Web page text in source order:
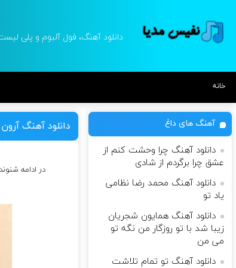
دانلود آهنگ، فول آلبوم و پلی
خانه
دانلود آهنگ
در ادامه
آهنگ های داغ
دانلود آهنگ چرا وحشت کنم از
عشق چرا برگردم از شادی
دانلود آهنگ محمد رضا نظامی
یاد تو
دانلود آهنگ همایون شجریان
زیبا شد با تو روزگار من نگه تو
می من
دانلود آهنگ تو تمام تلاشت